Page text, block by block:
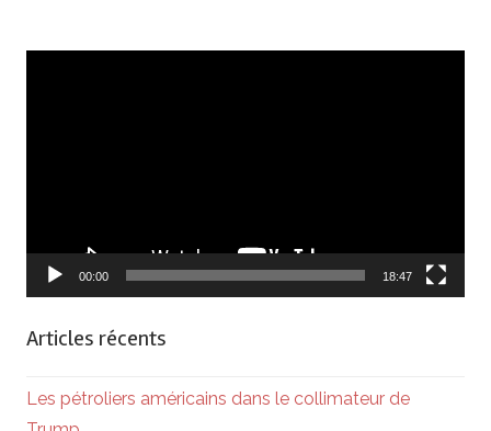
00:00 18:47
Articles récents
Les pétroliers américains dans le collimateur de